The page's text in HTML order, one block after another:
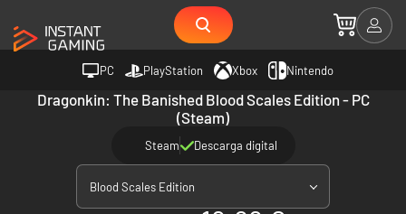
PC PlayStation Xbox Nintendo
Dragonkin: The Banished Blood Scales Edition - PC
(Steam)
Steam Descarga digital
Blood Scales Edition